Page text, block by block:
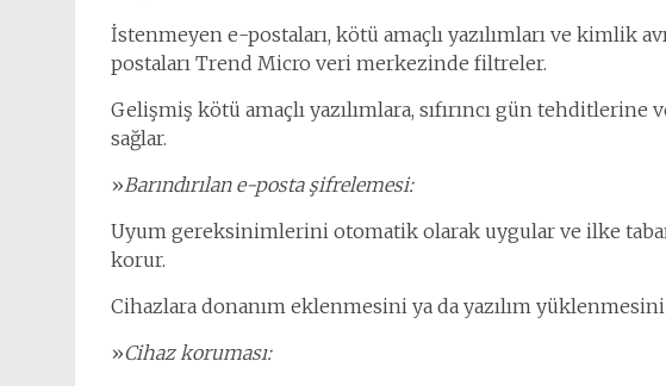
İstenmeyen e-postaları, kötü amaçlı yazılımları ve kimlik
postaları Trend Micro veri merkezinde filtreler.
Gelişmiş kötü amaçlı yazılımlara, sıfırıncı gün tehditlerine
sağlar.
»Barındırılan e-posta şifrelemesi:
Uyum gereksinimlerini otomatik olarak uygular ve ilke
korur.
Cihazlara donanım eklenmesini ya da yazılım
»Cihaz koruması: